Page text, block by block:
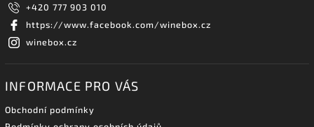
+420 777 903 010
https://www.facebook.com/winebox.cz
winebox.cz
INFORMACE PRO VÁS
Obchodní podmínky